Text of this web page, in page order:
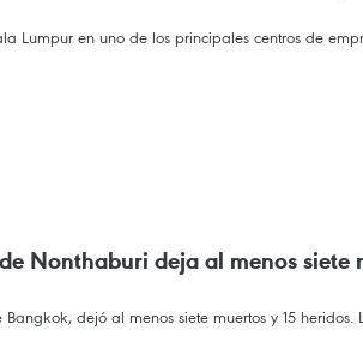
Lumpur en uno de los principales centros de
Nonthaburi deja al menos siete
dejó al menos siete muertos y 15